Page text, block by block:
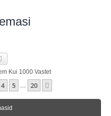
Kui 1000 Vastet
4 5 … 20